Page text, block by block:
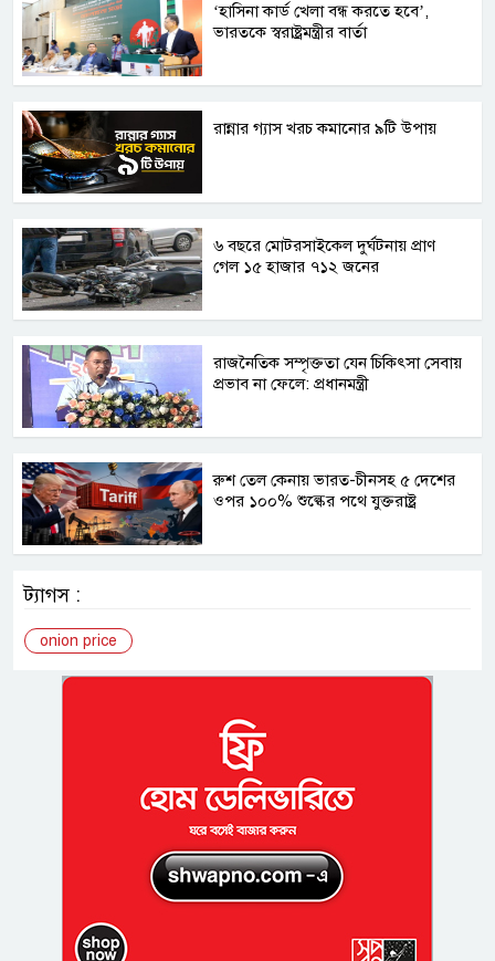
‘হাসিনা কার্ড খেলা বন্ধ করতে হবে’,
ভারতকে স্বরাষ্ট্রমন্ত্রীর বার্তা
রান্নার গ্যাস খরচ কমানোর ৯টি উপায়
৬ বছরে মোটরসাইকেল দুর্ঘটনায় প্রাণ
গেল ১৫ হাজার ৭১২ জনের
রাজনৈতিক সম্পৃক্ততা যেন চিকিৎসা সেবায়
প্রভাব না ফেলে: প্রধানমন্ত্রী
রুশ তেল কেনায় ভারত-চীনসহ ৫ দেশের
ওপর ১০০% শুল্কের পথে যুক্তরাষ্ট্র
ট্যাগস :
onion price